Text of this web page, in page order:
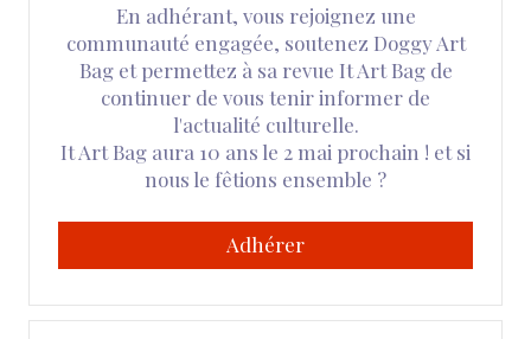
En adhérant, vous rejoignez une
communauté engagée, soutenez Doggy Art
Bag et permettez à sa revue It Art Bag de
continuer de vous tenir informer de
l'actualité culturelle.
It Art Bag aura 10 ans le 2 mai prochain ! et si
nous le fêtions ensemble ?
Adhérer